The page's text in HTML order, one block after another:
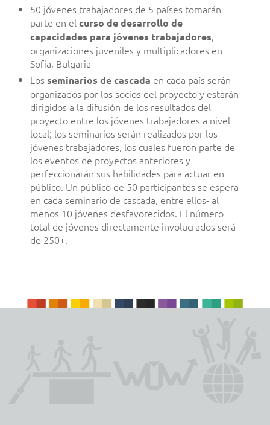
50 jóvenes trabajadores de 5 países tomarán
parte en el curso de desarrollo de
capacidades para jóvenes trabajadores,
organizaciones juveniles y multiplicadores en
Sofia, Bulgaria
Los seminarios de cascada en cada país serán
organizados por los socios del proyecto y estarán
dirigidos a la difusión de los resultados del
proyecto entre los jóvenes trabajadores a nivel
local; los seminarios serán realizados por los
jóvenes trabajadores, los cuales fueron parte de
los eventos de proyectos anteriores y
perfeccionarán sus habilidades para actuar en
público. Un público de 50 participantes se espera
en cada seminario de cascada, entre ellos- al
menos 10 jóvenes desfavorecidos. El número
total de jóvenes directamente involucrados será
de 250+.